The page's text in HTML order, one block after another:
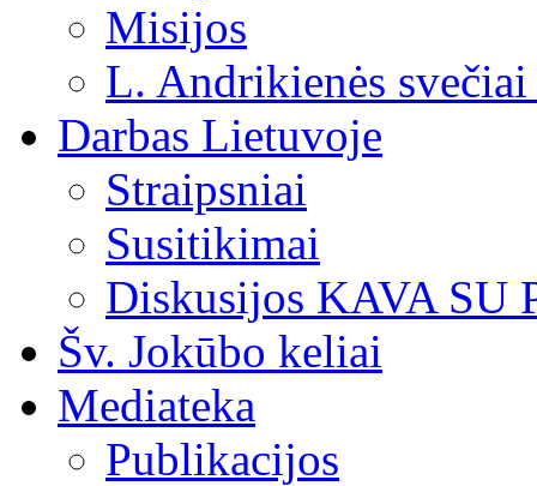
Misijos
L. Andrikienės
Darbas Lietuvoje
Straipsniai
Susitikimai
Diskusijos KAVA SU
Šv. Jokūbo keliai
Mediateka
Publikacijos